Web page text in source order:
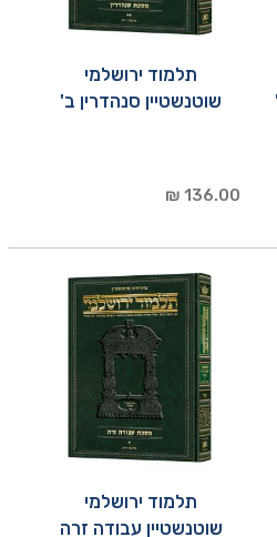
תלמוד ירושלמי
שוטנשטיין סנהדרין ב'
136.00 ₪
תלמוד ירושלמי
שוטנשטיין עבודה זרה